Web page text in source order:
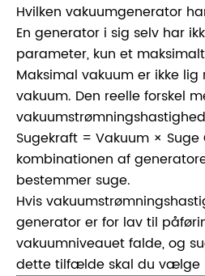
Hvilken vakuumgenerator
En generator i sig selv har
parameter, kun et
Maksimal vakuum er ikke
vakuum. Den reelle forskel
Sugekraft = Vakuum ×
kombinationen af
bestemmer suge.
Hvis
generator er for lav til
vakuumniveauet falde, og
dette tilfælde skal du vælge